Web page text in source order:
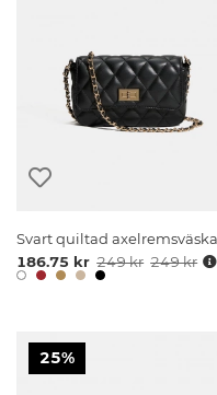
Svart quiltad axelremsväska
186.75 kr 249 kr 249 kr
25%